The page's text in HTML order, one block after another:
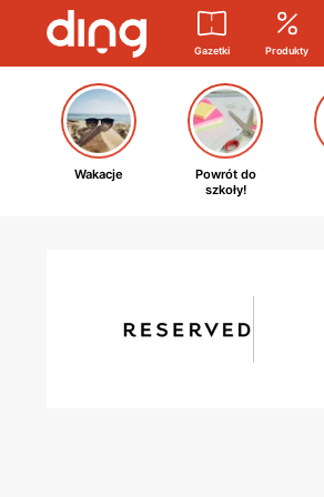
Gazetki Produkty
Wakacje
Powrót do
szkoły!